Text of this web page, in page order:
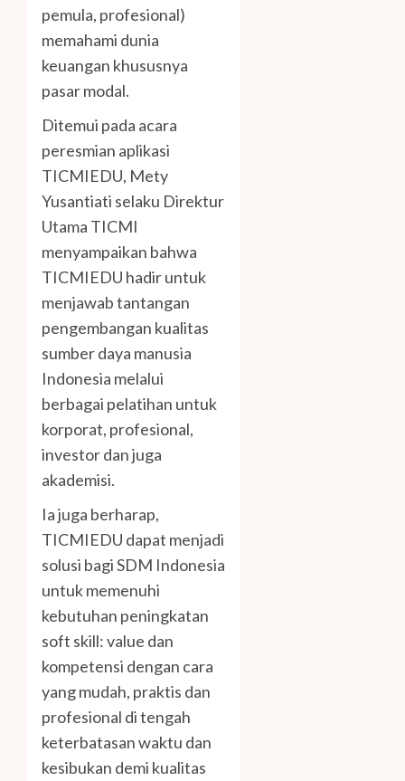
pemula, profesional)
memahami dunia
keuangan khususnya
pasar modal.
Ditemui pada acara
peresmian aplikasi
TICMIEDU, Mety
Yusantiati selaku Direktur
Utama TICMI
menyampaikan bahwa
TICMIEDU hadir untuk
menjawab tantangan
pengembangan kualitas
sumber daya manusia
Indonesia melalui
berbagai pelatihan untuk
korporat, profesional,
investor dan juga
akademisi.
Ia juga berharap,
TICMIEDU dapat menjadi
solusi bagi SDM Indonesia
untuk memenuhi
kebutuhan peningkatan
soft skill: value dan
kompetensi dengan cara
yang mudah, praktis dan
profesional di tengah
keterbatasan waktu dan
kesibukan demi kualitas